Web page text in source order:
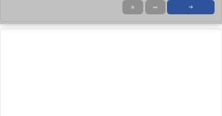
★ ➦ ➜